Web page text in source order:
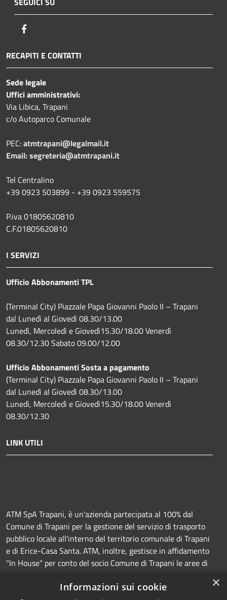
RECAPITI E CONTATTI
Sede legale
Uffici amministrativi:
Via Libica, Trapani
c/o Autoparco Comunale
PEC:atmtrapani@legalmail.it
Email:segreteria@atmtrapani.it
Tel Centralino
+39 0923 503899 - +39 0923 559575
P.iva 01805620810
C.F.01805620810
I SERVIZI
Ufficio Abbonamenti TPL
(Terminal City) Piazzale Papa Giovanni Paolo II – Trapani
dal Lunedì al Giovedì 08.30/13.00
Lunedì, Mercoledì e Giovedì15.30/18.00 Venerdì
08.30/12.30 Sabato 09.00/12.00
Ufficio Abbonamenti Sosta a pagamento
(Terminal City) Piazzale Papa Giovanni Paolo II – Trapani
dal Lunedì al Giovedì 08.30/13.00
Lunedì, Mercoledì e Giovedì15.30/18.00 Venerdì
08.30/12.30
LINK UTILI
ATM SpA Trapani, è un'azienda partecipata al 100% dal
Comune di Trapani per la gestione del servizio di trasporto
pubblico locale all'interno del territorio comunale di Trapani
e di Erice-Casa Santa. ATM, inoltre, gestisce in affidamento
"In House" per conto del socio Comune di Trapani le aree di
manutenzione della segnaletica orizzontale e verticale.
×
Informazioni sui cookie